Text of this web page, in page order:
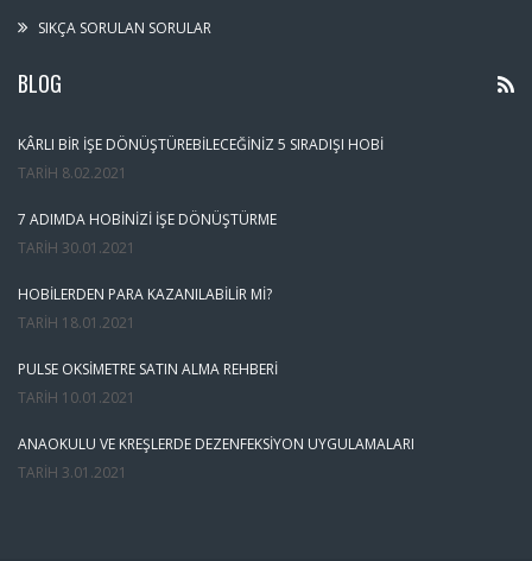
SIKÇA SORULAN SORULAR
BLOG
KÂRLI BIR İŞE DÖNÜŞTÜREBILECEĞINIZ 5 SIRADIŞI HOBI
TARIH 8.02.2021
7 ADIMDA HOBINIZI İŞE DÖNÜŞTÜRME
TARIH 30.01.2021
HOBILERDEN PARA KAZANILABILIR MI?
TARIH 18.01.2021
PULSE OKSIMETRE SATIN ALMA REHBERI
TARIH 10.01.2021
ANAOKULU VE KREŞLERDE DEZENFEKSIYON UYGULAMALARI
TARIH 3.01.2021